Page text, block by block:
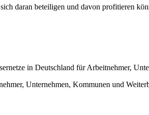
daran beteiligen und davon profitieren
in Deutschland für Arbeitnehmer,
Unternehmen, Kommunen und